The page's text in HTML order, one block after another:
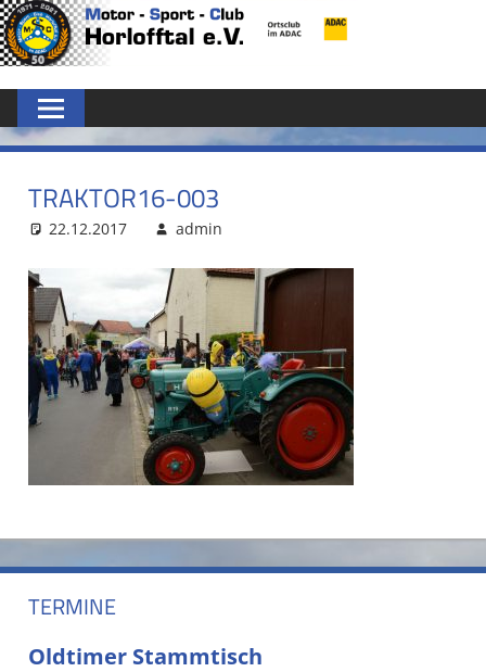
Zum
Inhalt
MSC
HORLOFFTAL
E.V.
TRAKTOR16-003
22.12.2017 admin
TERMINE
Oldtimer Stammtisch